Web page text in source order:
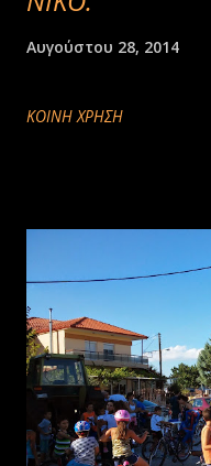
Αυγούστου 28, 2014
ΚΟΙΝΉ ΧΡΉΣΗ